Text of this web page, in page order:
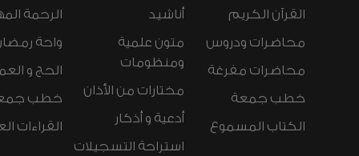
القرآن الكريم
محاضرات ودروس
محاضرات مفرغة
خطب جمعة
الكتاب المسموع
أناشيد
متون علمية
ومنظومات
مختارات من الأذان
أدعية و أذكار
استراحة التسجيلات
الرحمة
واحة
الحج و
خطب
القراءات